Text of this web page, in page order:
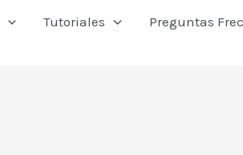
Tutoriales Preguntas